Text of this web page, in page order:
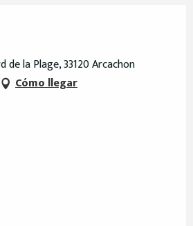
de la Plage, 33120 Arcachon
Cómo llegar